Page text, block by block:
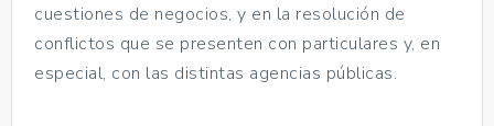
cuestiones de negocios, y en la resolución de
conflictos que se presenten con particulares y, en
especial, con las distintas agencias públicas.